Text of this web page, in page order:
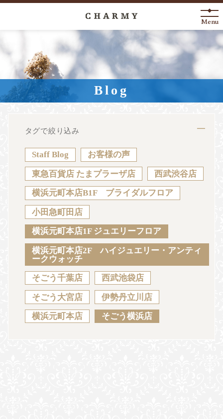
New Arrival
About
Engagement Ring
Anniversary
News Blog
Sustainability Voice Catalog
JA EN CH KO
Menu
Blog
タグで絞り込み
Staff Blog お客様の声
東急百貨店 たまプラーザ店 西武渋谷店
横浜元町本店B1F ブライダルフロア
小田急町田店
横浜元町本店1F ジュエリーフロア
横浜元町本店2F ハイジュエリー・アンティ
ークウォッチ
そごう千葉店 西武池袋店
そごう大宮店 伊勢丹立川店
横浜元町本店 そごう横浜店